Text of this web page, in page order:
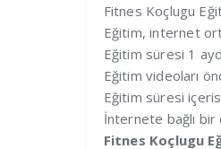
Fitnes Koçlugu
Eğitim, internet
Eğitim süresi 1
Eğitim videoları
Eğitim süresi
İnternete bağlı
Fitnes Koçlugu